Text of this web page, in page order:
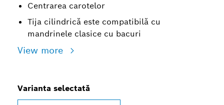
Centrarea carotelor
Tija cilindrică este compatibilă cu
mandrinele clasice cu bacuri
View more
Varianta selectată